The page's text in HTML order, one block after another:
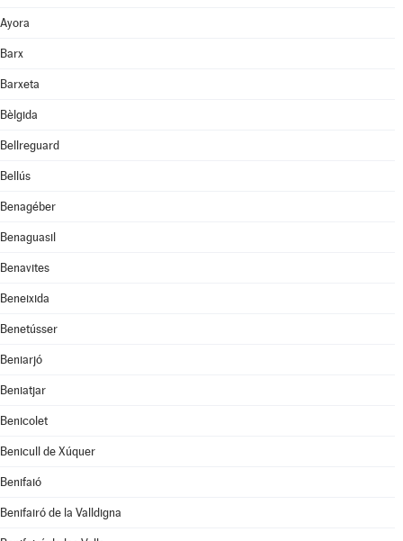
Ayora
Barx
Barxeta
Bèlgida
Bellreguard
Bellús
Benagéber
Benaguasil
Benavites
Beneixida
Benetússer
Beniarjó
Beniatjar
Benicolet
Benicull de Xúquer
Benifaió
Benifairó de la Valldigna